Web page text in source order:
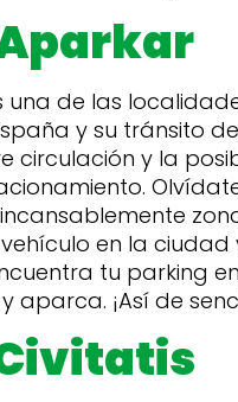
una de las
y su tránsito
circulación y la
en la ciudad
tu parking
aparca. ¡Así de